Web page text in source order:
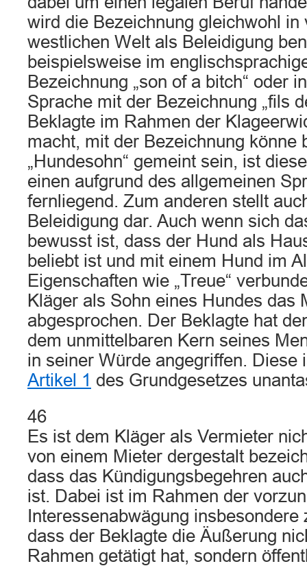
wird die Bezeichnung gleichwohl in
westlichen Welt als Beleidigung
beispielsweise im
Bezeichnung „son of a bitch“ oder
Sprache mit der Bezeichnung „fils
Beklagte im Rahmen der
macht, mit der Bezeichnung könne
„Hundesohn“ gemeint sein, ist
einen aufgrund des allgemeinen
fernliegend. Zum anderen stellt
Beleidigung dar. Auch wenn sich
bewusst ist, dass der Hund als
beliebt ist und mit einem Hund im
Eigenschaften wie „Treue“
Kläger als Sohn eines Hundes das
abgesprochen. Der Beklagte hat
dem unmittelbaren Kern seines
in seiner Würde angegriffen. Diese
Artikel 1 des Grundgesetzes
46
Es ist dem Kläger als Vermieter
von einem Mieter dergestalt
dass das Kündigungsbegehren
ist. Dabei ist im Rahmen der
Interessenabwägung
dass der Beklagte die Äußerung
Rahmen getätigt hat, sondern